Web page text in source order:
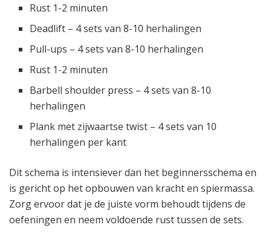
Rust 1-2 minuten
Deadlift – 4 sets van 8-10 herhalingen
Pull-ups – 4 sets van 8-10 herhalingen
Rust 1-2 minuten
Barbell shoulder press – 4 sets van 8-10
herhalingen
Plank met zijwaartse twist – 4 sets van 10
herhalingen per kant
Dit schema is intensiever dan het beginnersschema en
is gericht op het opbouwen van kracht en spiermassa.
Zorg ervoor dat je de juiste vorm behoudt tijdens de
oefeningen en neem voldoende rust tussen de sets.